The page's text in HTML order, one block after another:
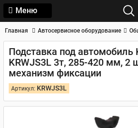
Меню
Главная Автосервисное оборудование
Подставка под автомобиль
KRWJS3L 3т, 285-420 мм, 2
механизм фиксации
Артикул: KRWJS3L